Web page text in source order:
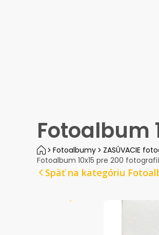
Fotoalbum
Fotoalbumy ZASÚVACIE
Fotoalbum 10x15 pre 200
Späť na kategóriu